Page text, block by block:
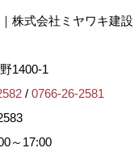
株式会社ミヤワキ建設
1400-1
/ 0766-26-2581
～17:00